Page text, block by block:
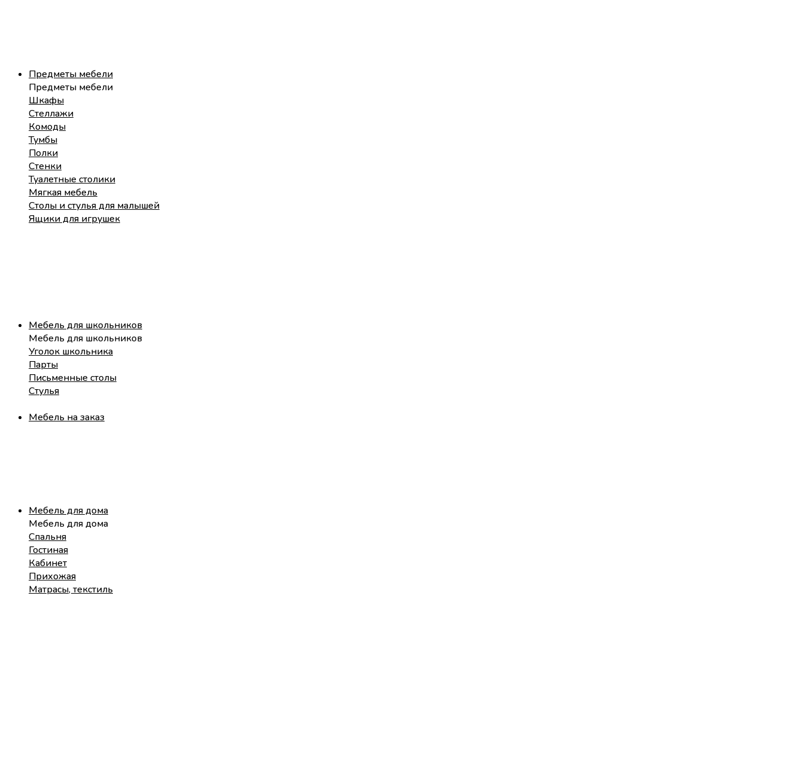
Предметы мебели
Предметы мебели
Шкафы
Стеллажи
Комоды
Тумбы
Полки
Стенки
Туалетные столики
Мягкая мебель
Столы и стулья для малышей
Ящики для игрушек
Мебель для школьников
Мебель для школьников
Уголок школьника
Парты
Письменные столы
Стулья
Мебель на заказ
Мебель для дома
Мебель для дома
Спальня
Гостиная
Кабинет
Прихожая
Матрасы, текстиль